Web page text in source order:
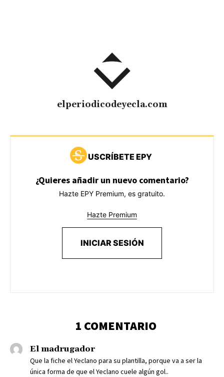
elperiodicodeyecla.com
USCRÍBETE EPY
¿Quieres añadir un nuevo comentario?
Hazte EPY Premium, es gratuito.
Hazte Premium
INICIAR SESIÓN
1 COMENTARIO
El madrugador
Que la fiche el Yeclano para su plantilla, porque va a ser la
única forma de que el Yeclano cuele algún gol..